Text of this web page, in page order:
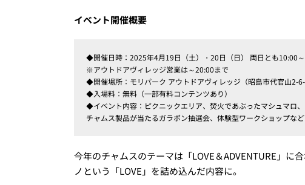
イベント開催概要
◆開催日時：2025年4月19日（土）・20日（日） 両日とも10:00
※アウトドアヴィレッジ営業は～20:00まで
◆開催場所：モリパーク アウトドアヴィレッジ（昭島市代官山2-6-
◆入場料：無料（一部有料コンテンツあり）
◆イベント内容：ピクニックエリア、焚火であぶったマシュマロ
チャムス製品が当たるガラポン抽選会、体験型ワークショップなど
今年のチャムスのテーマは「LOVE＆ADVENTURE」に
ノという「LOVE」を詰め込んだ内容に。